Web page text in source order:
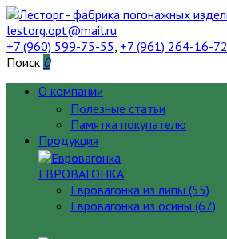
lestorg.opt@mail.ru
+7 (960) 599-75-55, +7 (961) 264-16-72
Поиск 0
О компании
Полезные статьи
Памятка покупателю
Продукция
ЕВРОВАГОНКА
Евровагонка из липы (55)
Евровагонка из осины (67)